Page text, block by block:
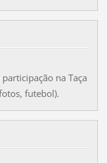
na Taça
futebol).